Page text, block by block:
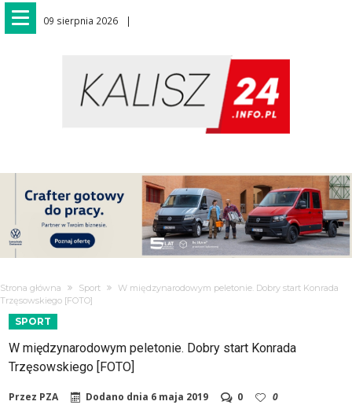
09 sierpnia 2026
Strona główna Sport
W międzynarodowym peletonie. Dobry start Konrada
Trzęsowskiego [FOTO]
SPORT
W międzynarodowym peletonie. Dobry start Konrada
Trzęsowskiego [FOTO]
Przez PZA Dodano dnia 6 maja 2019 0 0